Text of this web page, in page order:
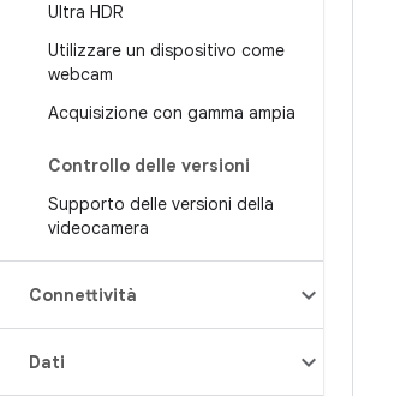
Ultra HDR
Utilizzare un dispositivo come
webcam
Acquisizione con gamma ampia
Controllo delle versioni
Supporto delle versioni della
videocamera
Connettività
Dati